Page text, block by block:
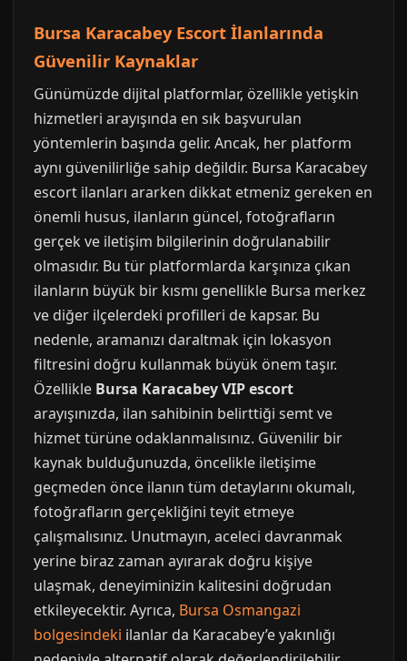
Bursa Karacabey Escort İlanlarında
Güvenilir Kaynaklar
Günümüzde dijital platformlar, özellikle yetişkin
hizmetleri arayışında en sık başvurulan
yöntemlerin başında gelir. Ancak, her platform
aynı güvenilirliğe sahip değildir. Bursa Karacabey
escort ilanları ararken dikkat etmeniz gereken en
önemli husus, ilanların güncel, fotoğrafların
gerçek ve iletişim bilgilerinin doğrulanabilir
olmasıdır. Bu tür platformlarda karşınıza çıkan
ilanların büyük bir kısmı genellikle Bursa merkez
ve diğer ilçelerdeki profilleri de kapsar. Bu
nedenle, aramanızı daraltmak için lokasyon
filtresini doğru kullanmak büyük önem taşır.
Özellikle Bursa Karacabey VIP escort
arayışınızda, ilan sahibinin belirttiği semt ve
hizmet türüne odaklanmalısınız. Güvenilir bir
kaynak bulduğunuzda, öncelikle iletişime
geçmeden önce ilanın tüm detaylarını okumalı,
fotoğrafların gerçekliğini teyit etmeye
çalışmalısınız. Unutmayın, aceleci davranmak
yerine biraz zaman ayırarak doğru kişiye
ulaşmak, deneyiminizin kalitesini doğrudan
etkileyecektir. Ayrıca, Bursa Osmangazi
bolgesindeki ilanlar da Karacabey’e yakınlığı